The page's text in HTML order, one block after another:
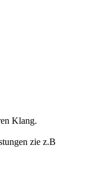
Klang.
zie z.B